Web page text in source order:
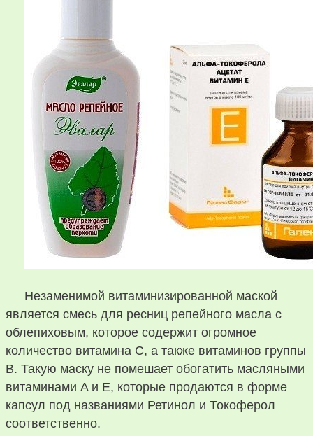
Незаменимой витаминизированной маской
является смесь для ресниц репейного масла с
облепиховым, которое содержит огромное
количество витамина C, а также витаминов группы
B. Такую маску не помешает обогатить масляными
витаминами A и E, которые продаются в форме
капсул под названиями Ретинол и Токоферол
соответственно.